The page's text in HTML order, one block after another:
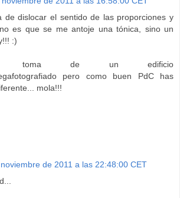
de dislocar el sentido de las proporciones y
es que se me antoje una tónica, sino un
:)
toma de un edificio
pero como buen PdC has
mola!!!
de 2011 a las 22:48:00 CET